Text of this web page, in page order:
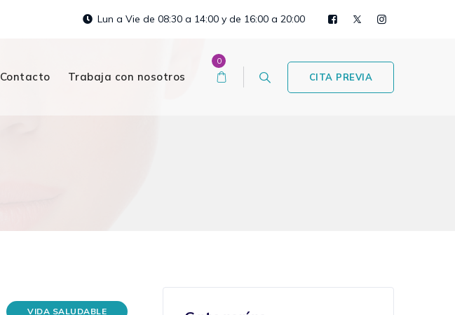
Lun a Vie de 08:30 a 14:00 y de 16:00 a 20:00
Contacto Trabaja con nosotros
0
CITA PREVIA
VIDA SALUDABLE